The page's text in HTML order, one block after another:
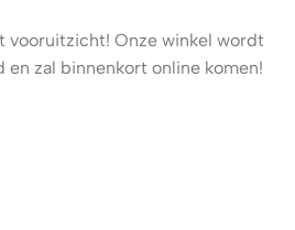
vooruitzicht! Onze winkel wordt
zal binnenkort online komen!